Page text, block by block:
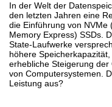
In der Welt der
den letzten Jahren eine
die Einführung von NVMe
Memory Express) SSDs.
State-Laufwerke
höhere
erhebliche Steigerung der
von Computersystemen.
Leistung aus?